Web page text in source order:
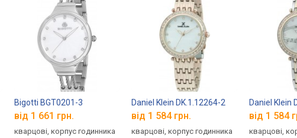
Bigotti BGT0201-3
від 1 661 грн.
кварцові, корпус годинника
Daniel Klein DK.1.12264-2
від 1 584 грн.
кварцові, корпус годинника
Daniel Klein
від 1 584
кварцові,